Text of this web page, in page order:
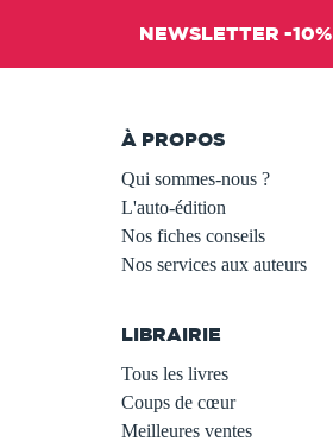
NEWSLETTER -10%
À PROPOS
Qui sommes-nous ?
L'auto-édition
Nos fiches conseils
Nos services aux auteurs
LIBRAIRIE
Tous les livres
Coups de cœur
Meilleures ventes